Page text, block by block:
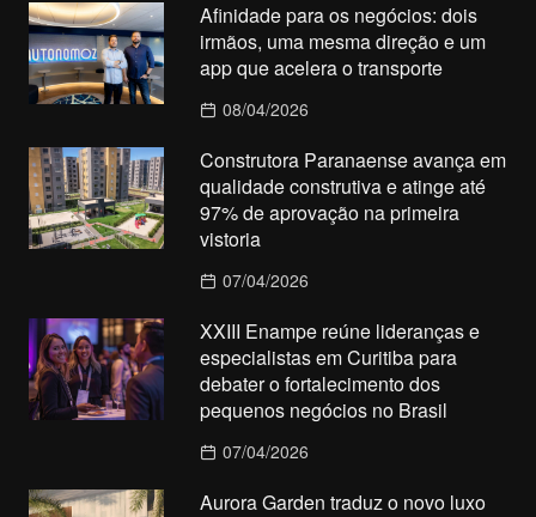
Afinidade para os negócios: dois
irmãos, uma mesma direção e um
app que acelera o transporte
08/04/2026
Construtora Paranaense avança em
qualidade construtiva e atinge até
97% de aprovação na primeira
vistoria
07/04/2026
XXIII Enampe reúne lideranças e
especialistas em Curitiba para
debater o fortalecimento dos
pequenos negócios no Brasil
07/04/2026
Aurora Garden traduz o novo luxo